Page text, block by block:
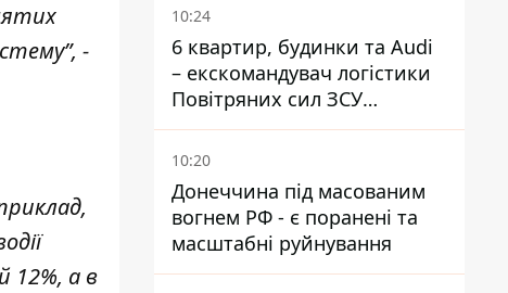
-
12%, а в
10:24
6 квартир, будинки та Audi
– екскомандувач логістики
Повітряних сил ЗСУ
отримав нову підозру
10:20
Донеччина під масованим
вогнем РФ - є поранені та
масштабні руйнування